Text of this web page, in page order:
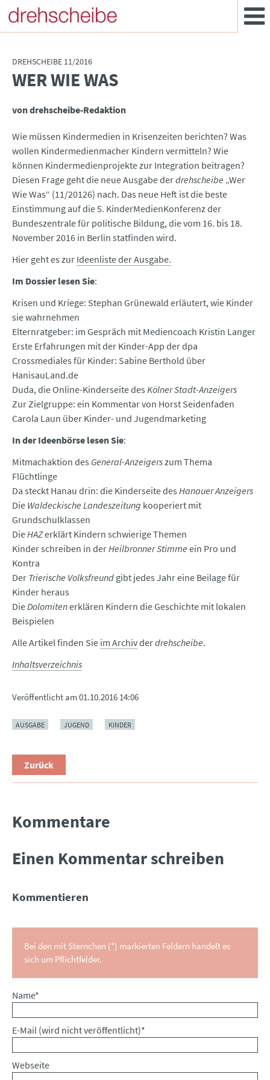
DREHSCHEIBE 11/2016
:WER WIE WAS
von drehscheibe-Redaktion
Wie müssen Kindermedien in Krisenzeiten berichten? Was
wollen Kindermedienmacher Kindern vermitteln? Wie
können Kindermedienprojekte zur Integration beitragen?
Diesen Frage geht die neue Ausgabe derdrehscheibe „Wer
Wie Was“ (11/20126) nach. Das neue Heft ist die beste
Einstimmung auf die 5. KinderMedienKonferenz der
Bundeszentrale für politische Bildung, die vom 16. bis 18.
November 2016 in Berlin statfinden wird.
Hier geht es zur Ideenliste der Ausgabe.
Im Dossier lesen Sie:
Krisen und Kriege: Stephan Grünewald erläutert, wie Kinder
sie wahrnehmen
Elternratgeber: im Gespräch mit Mediencoach Kristin Langer
Erste Erfahrungen mit der Kinder-App der dpa
Crossmediales für Kinder: Sabine Berthold über
HanisauLand.de
Duda, die Online-Kinderseite des Kölner Stadt-Anzeigers
Zur Zielgruppe: ein Kommentar von Horst Seidenfaden
Carola Laun über Kinder- und Jugendmarketing
In der Ideenbörse lesen Sie:
Mitmachaktion des General-Anzeigerszum Thema
Flüchtlinge
Da steckt Hanau drin: die Kinderseite des Hanauer Anzeigers
Die Waldeckische Landeszeitung kooperiert mit
Grundschulklassen
DieHAZerklärt Kindern schwierige Themen
Kinder schreiben in derHeilbronner Stimme ein Pro und
Kontra
Der Trierische Volksfreund gibt jedes Jahr eine Beilage für
Kinder heraus
DieDolomitenerklären Kindern die Geschichte mit lokalen
Beispielen
Alle Artikel finden Sie im Archivderdrehscheibe.
Inhaltsverzeichnis
Veröffentlicht am01.10.2016 14:06
AUSGABE JUGEND KINDER
Zurück
Kommentare
Einen Kommentar schreiben
Kommentieren
Bei den mit Sternchen (*) markierten Feldern handelt es
sich um Pflichtfelder.
Pflichtfeld
Name*
Pflichtfeld
E-Mail (wird nicht veröffentlicht)*
Webseite